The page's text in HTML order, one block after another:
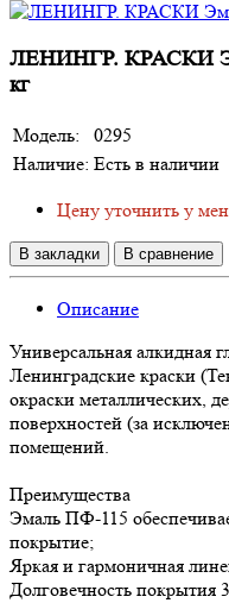
ЛЕНИНГР. КРАСКИ
кг
Модель:
0295
Наличие: Есть в наличии
Цену уточнить у
В закладки В сравнение
Описание
Универсальная алкидная
Ленинградские краски
окраски металлических,
поверхностей (за
помещений.
Преимущества
Эмаль ПФ-115
покрытие;
Яркая и гармоничная
Долговечность покрытия